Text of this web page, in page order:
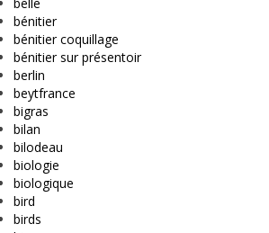
bénitier
bénitier coquillage
bénitier sur présentoir
berlin
beytfrance
bigras
bilan
bilodeau
biologie
biologique
bird
birds